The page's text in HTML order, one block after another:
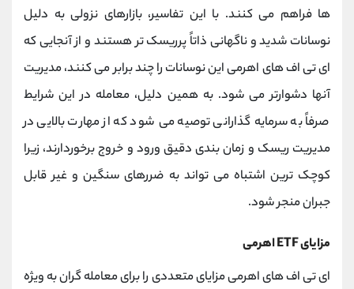
‌ها فراهم می‌ کنند. با این تفاسیر، بازارهای نزولی به دلیل
نوسانات شدید و ناگهانی ذاتاً پرریسک ‌تر هستند و از آنجایی که
ای ‌تی ‌اف ‌های اهرمی این نوسانات را چند برابر می ‌کنند، مدیریت
آنها دشوارتر می ‌شود. به همین دلیل، معامله در این شرایط
صرفاً به سرمایه‌ گذارانی توصیه می‌ شود که از مهارت بالایی در
مدیریت ریسک و زمان ‌بندی دقیق ورود و خروج برخوردارند، زیرا
کوچک ‌ترین اشتباه می‌ تواند به ضررهای سنگین و غیر قابل‌
جبران منجر شود.
مزایای ETF اهرمی
ای ‌تی‌ اف ‌های اهرمی مزایای متعددی را برای معامله‌ گران به ویژه